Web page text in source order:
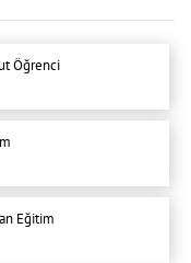
Öğrenci
Eğitim